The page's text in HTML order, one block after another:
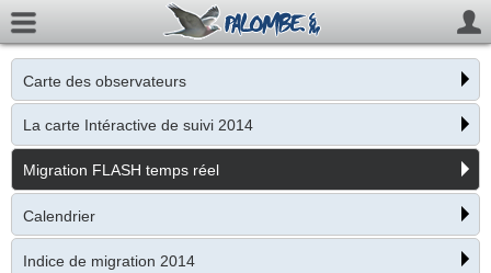
Carte des observateurs
La carte Intéractive de suivi 2014
Migration FLASH temps réel
Calendrier
Indice de migration 2014